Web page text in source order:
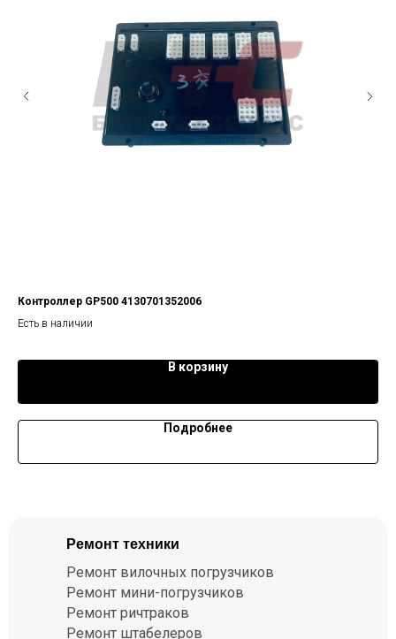
Контроллер GP500 4130701352006
Есть в наличии
В корзину
Подробнее
Ремонт вилочных погрузчиков
Ремонт мини-погрузчиков
Ремонт ричтраков
Ремонт штабелеров
Ремонт техники